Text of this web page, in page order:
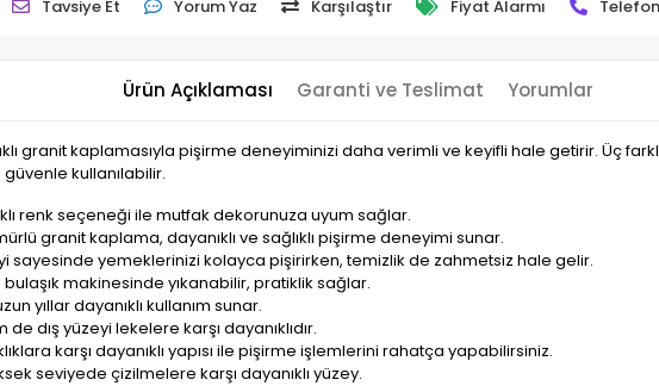
Tavsiye Et Yorum Yaz Karşılaştır Fiyat Alarmı
Ürün Açıklaması Garanti ve Teslimat Yorumlar
granit kaplamasıyla pişirme deneyiminizi daha verimli ve keyifli hale getirir. Üç
güvenle kullanılabilir.
renk seçeneği ile mutfak dekorunuza uyum sağlar.
granit kaplama, dayanıklı ve sağlıklı pişirme deneyimi sunar.
sayesinde yemeklerinizi kolayca pişirirken, temizlik de zahmetsiz hale gelir.
bulaşık makinesinde yıkanabilir, pratiklik sağlar.
yıllar dayanıklı kullanım sunar.
de dış yüzeyi lekelere karşı dayanıklıdır.
karşı dayanıklı yapısı ile pişirme işlemlerini rahatça yapabilirsiniz.
seviyede çizilmelere karşı dayanıklı yüzey.